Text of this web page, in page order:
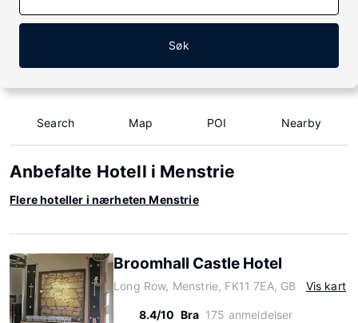
Søk
Search Map POI Nearby
Anbefalte Hotell i Menstrie
Flere hoteller i nærheten Menstrie
Broomhall Castle Hotel
Long Row, Menstrie, FK11 7EA, GB Vis kart
8.4/10 Bra 175 anmeldelser